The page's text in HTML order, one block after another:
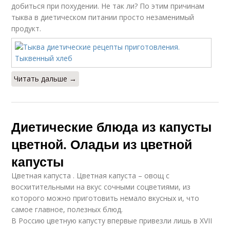
добиться при похудении. Не так ли? По этим причинам
тыква в диетическом питании просто незаменимый
продукт.
Читать дальше →
Диетические блюда из капусты
цветной. Оладьи из цветной
капусты
Цветная капуста . Цветная капуста – овощ с
восхитительными на вкус сочными соцветиями, из
которого можно приготовить немало вкусных и, что
самое главное, полезных блюд.
В Россию цветную капусту впервые привезли лишь в XVII